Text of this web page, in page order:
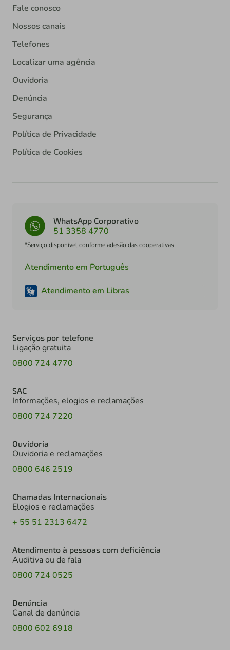
Fale conosco
Nossos canais
Telefones
Localizar uma agência
Ouvidoria
Denúncia
Segurança
Política de Privacidade
Política de Cookies
WhatsApp Corporativo
51 3358 4770
*Serviço disponível conforme adesão das cooperativas
Atendimento em Português
Atendimento em Libras
Serviços por telefone
Ligação gratuita
0800 724 4770
SAC
Informações, elogios e reclamações
0800 724 7220
Ouvidoria
Ouvidoria e reclamações
0800 646 2519
Chamadas Internacionais
Elogios e reclamações
+ 55 51 2313 6472
Atendimento à pessoas com deficiência
Auditiva ou de fala
0800 724 0525
Denúncia
Canal de denúncia
0800 602 6918